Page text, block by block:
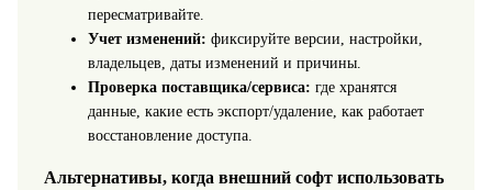
пересматривайте.
Учет изменений: фиксируйте версии, настройки,
владельцев, даты изменений и причины.
Проверка поставщика/сервиса: где хранятся
данные, какие есть экспорт/удаление, как работает
восстановление доступа.
Альтернативы, когда внешний софт использовать